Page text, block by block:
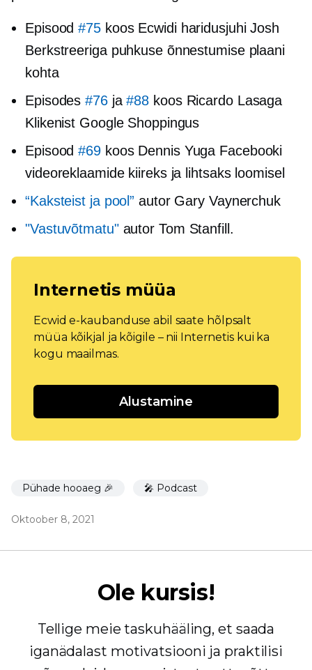
Episood#75koos Ecwidi haridusjuhi Josh
Berkstreeriga puhkuse õnnestumise plaani
kohta
Episodes#76ja#88 koos Ricardo Lasaga
Klikenist Google Shoppingus
Episood#69koos Dennis Yuga Facebooki
videoreklaamide kiireks ja lihtsaks loomisel
“Kaksteist ja pool” autor Gary Vaynerchuk
"Vastuvõtmatu"autor Tom Stanfill.
Internetis müüa
Ecwid e-kaubanduse abil saate hõlpsalt
müüa kõikjal ja kõigile – nii Internetis kui ka
kogu maailmas.
Alustamine
Pühade hooaeg 🎉 🎤 Podcast
Oktoober 8, 2021
Ole kursis!
Tellige meie taskuhääling, et saada
iganädalast motivatsiooni ja praktilisi